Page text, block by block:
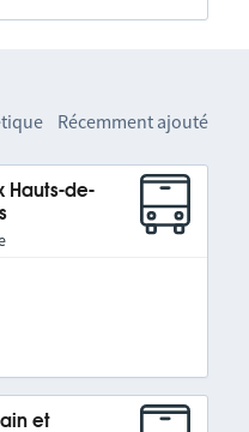
Récemment ajouté
Hauts-de-
et